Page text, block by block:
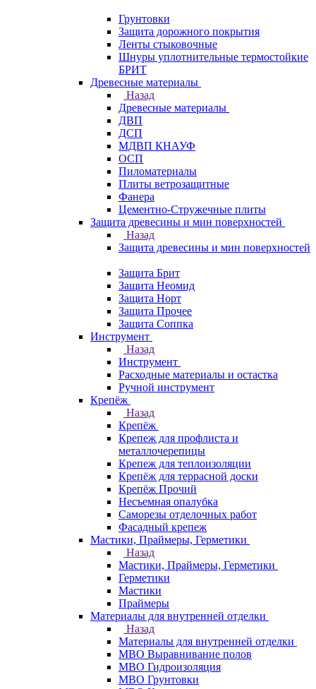
Грунтовки
Защита дорожного покрытия
Ленты стыковочные
Шнуры уплотнительные термостойкие
БРИТ
Древесные материалы
Назад
Древесные материалы
ДВП
ДСП
МДВП КНАУФ
ОСП
Пиломатериалы
Плиты ветрозащитные
Фанера
Цементно-Стружечные плиты
Защита древесины и мин поверхностей
Назад
Защита древесины и мин поверхностей
Защита Брит
Защита Неомид
Защита Норт
Защита Прочее
Защита Соппка
Инструмент
Назад
Инструмент
Расходные материалы и остастка
Ручной инструмент
Крепёж
Назад
Крепёж
Крепеж для профлиста и
металлочерепицы
Крепеж для теплоизоляции
Крепёж для террасной доски
Крепёж Прочий
Несъемная опалубка
Саморезы отделочных работ
Фасадный крепеж
Мастики, Праймеры, Герметики
Назад
Мастики, Праймеры, Герметики
Герметики
Мастики
Праймеры
Материалы для внутренней отделки
Назад
Материалы для внутренней отделки
МВО Выравнивание полов
МВО Гидроизоляция
МВО Грунтовки